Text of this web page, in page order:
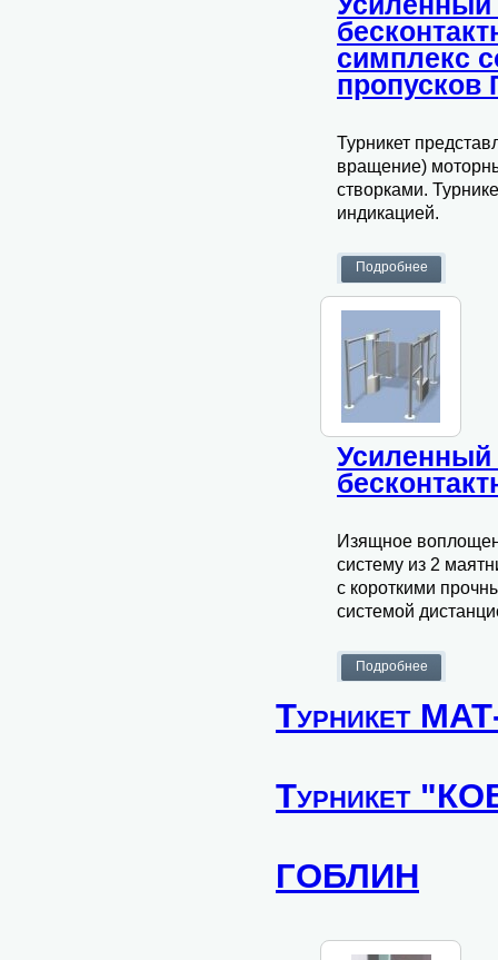
симплекс
Турникет
вращение)
створками.
индикацией.
Усиленный
Изящное
систему из 2
с короткими
системой
Турникет
Турникет
ГОБЛИН